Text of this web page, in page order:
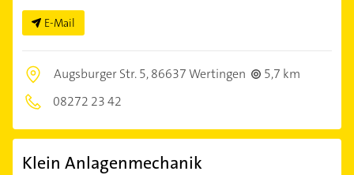
E-Mail
Augsburger Str. 5,86637 Wertingen
5,7 km
08272 23 42
Klein Anlagenmechanik